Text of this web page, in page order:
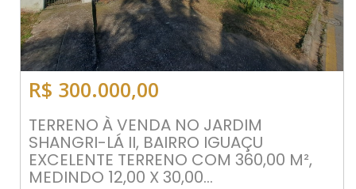
R$ 300.000,00
TERRENO À VENDA NO JARDIM
SHANGRI-LÁ II, BAIRRO IGUAÇU
EXCELENTE TERRENO COM 360,00 M²,
MEDINDO 12,00 X 30,00...